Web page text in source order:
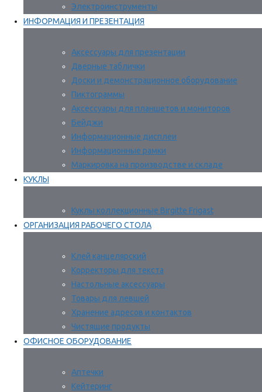
Электроинструменты
ИНФОРМАЦИЯ И ПРЕЗЕНТАЦИЯ
Аксессуары для презентации
Дверные таблички
Доски и демонстрационное оборудование
Пиктограммы
Аксессуары для планшетов и мониторов
Бейджи
Информационные дисплеи
Информационные рамки
Маркировка на производстве и складе
КУКЛЫ
Куклы коллекционные Birgitte Frigast
ОРГАНИЗАЦИЯ РАБОЧЕГО СТОЛА
Клей канцелярский
Корректоры для текста
Настольные аксессуары
Товары для левшей
Хранение адресов и контактов
Чистящие продукты
ОФИСНОЕ ОБОРУДОВАНИЕ
Аптечки
Кейтеринг